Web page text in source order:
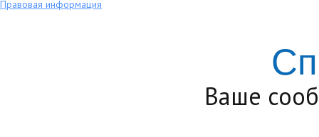
Правовая информация
Ваше